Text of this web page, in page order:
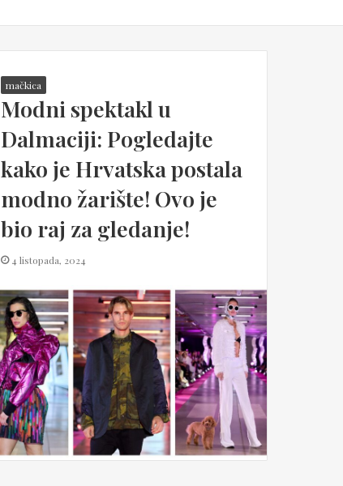
mačkica
Modni spektakl u
Dalmaciji: Pogledajte
kako je Hrvatska postala
modno žarište! Ovo je
bio raj za gledanje!
4 listopada, 2024